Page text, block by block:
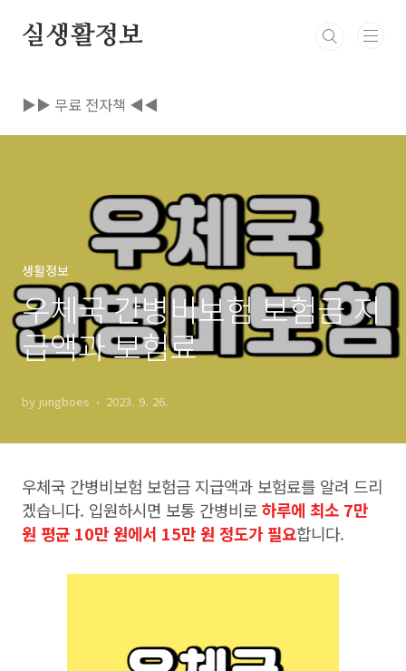
실생활정보
▶▶ 무료 전자책 ◀◀
생활정보
우체국 간병비보험 보험금 지
급액과 보험료
by jungboes 2023. 9. 26.
우체국 간병비보험 보험금 지급액과 보험료를 알려 드리
겠습니다. 입원하시면 보통 간병비로하루에 최소 7만
원 평균 10만 원에서 15만 원 정도가 필요합니다.